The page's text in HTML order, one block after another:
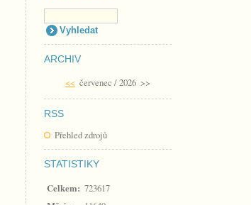
ARCHIV
<< červenec / 2026 >>
RSS
Přehled zdrojů
STATISTIKY
Celkem: 723617